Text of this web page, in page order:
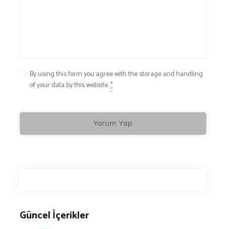
By using this form you agree with the storage and handling
of your data by this website.*
Güncel İçerikler